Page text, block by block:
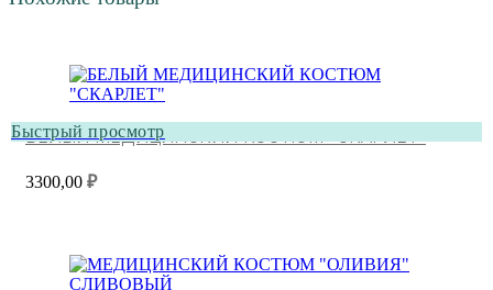
Быстрый просмотр
БЕЛЫЙ МЕДИЦИНСКИЙ КОСТЮМ “СКАРЛЕТ”
3300,00 ₽